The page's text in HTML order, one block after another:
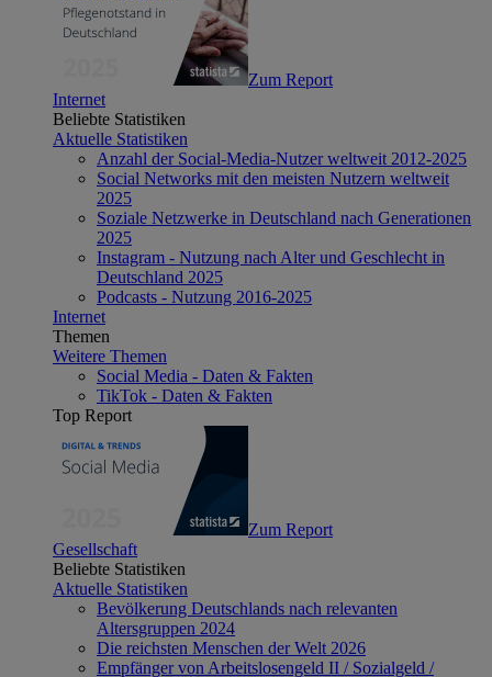
Zum Report
Internet
Beliebte Statistiken
Aktuelle Statistiken
Anzahl der Social-Media-Nutzer weltweit 2012-2025
Social Networks mit den meisten Nutzern weltweit
2025
Soziale Netzwerke in Deutschland nach Generationen
2025
Instagram - Nutzung nach Alter und Geschlecht in
Deutschland 2025
Podcasts - Nutzung 2016-2025
Internet
Themen
Weitere Themen
Social Media - Daten & Fakten
TikTok - Daten & Fakten
Top Report
Zum Report
Gesellschaft
Beliebte Statistiken
Aktuelle Statistiken
Bevölkerung Deutschlands nach relevanten
Altersgruppen 2024
Die reichsten Menschen der Welt 2026
Empfänger von Arbeitslosengeld II / Sozialgeld /